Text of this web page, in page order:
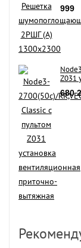
999
Z031
680